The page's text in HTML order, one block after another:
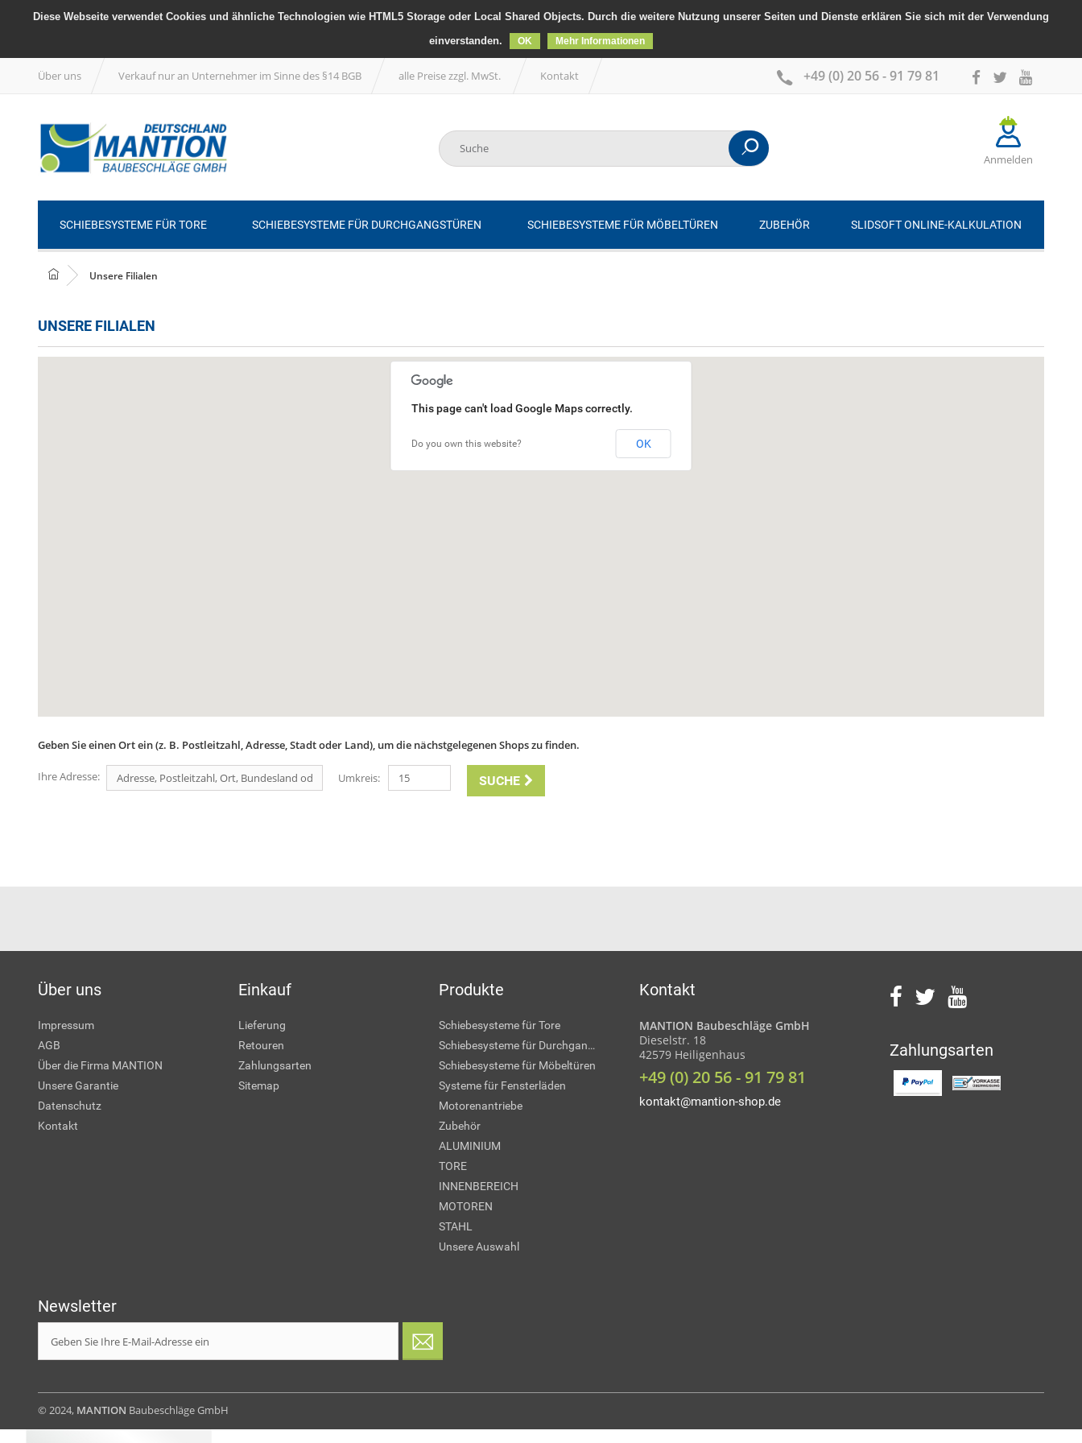
Diese Webseite verwendet Cookies und ähnliche Technologien wie HTML5 Storage oder Local Shared Objects. Durch die weitere Nutzung unserer Seiten und Dienste erklären Sie sich mit der Verwendung
einverstanden.
OK Mehr Informationen
Über uns Verkauf nur an Unternehmer im Sinne des §14 BGB alle Preise zzgl. MwSt. Kontakt +49 (0) 20 56 - 91 79 81
Anmelden
SCHIEBESYSTEME FÜR TORE SCHIEBESYSTEME FÜR DURCHGANGSTÜREN SCHIEBESYSTEME FÜR MÖBELTÜREN ZUBEHÖR SLIDSOFT ONLINE-KALKULATION
Unsere Filialen
UNSERE FILIALEN
This page can't load Google Maps correctly.
Do you own this website? OK
Geben Sie einen Ort ein (z. B. Postleitzahl, Adresse, Stadt oder Land), um die nächstgelegenen Shops zu finden.
Ihre Adresse: Umkreis: SUCHE
Über uns
Impressum
AGB
Über die Firma MANTION
Unsere Garantie
Datenschutz
Kontakt
Einkauf
Lieferung
Retouren
Zahlungsarten
Sitemap
Produkte
Schiebesysteme für Tore
Schiebesysteme für Durchgangstüren
Schiebesysteme für Möbeltüren
Systeme für Fensterläden
Motorenantriebe
Zubehör
ALUMINIUM
TORE
INNENBEREICH
MOTOREN
STAHL
Unsere Auswahl
Kontakt
MANTION Baubeschläge GmbH
Dieselstr. 18
42579 Heiligenhaus
+49 (0) 20 56 - 91 79 81
kontakt@mantion-shop.de
Zahlungsarten
Newsletter
© 2024, MANTION Baubeschläge GmbH